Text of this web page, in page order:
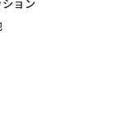
ョン